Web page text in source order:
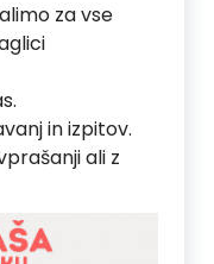
za vse
in izpitov.
ali z